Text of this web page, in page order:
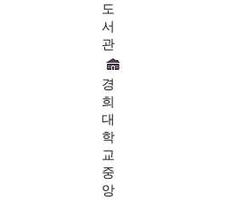
도
서
관
경
희
대
학
교
중
앙